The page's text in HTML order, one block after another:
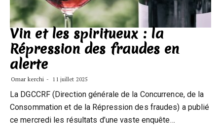
Vin et les spiritueux : la
Répression des fraudes en
alerte
Omar kerchi 11 juillet 2025
La DGCCRF (Direction générale de la Concurrence, de la
Consommation et de la Répression des fraudes) a publié
ce mercredi les résultats d’une vaste enquête…